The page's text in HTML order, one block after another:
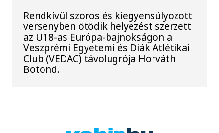
Rendkívül szoros és kiegyensúlyozott
versenyben ötödik helyezést szerzett
az U18-as Európa-bajnokságon a
Veszprémi Egyetemi és Diák Atlétikai
Club (VEDAC) távolugrója Horváth
Botond.